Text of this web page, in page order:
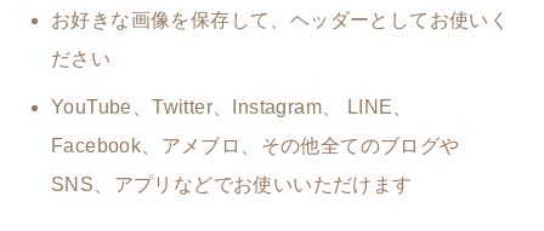
お好きな画像を保存して、ヘッダーとしてお使いく
ださい
YouTube、Twitter、Instagram、 LINE、
Facebook、アメブロ、その他全てのブログや
SNS、アプリなどでお使いいただけます